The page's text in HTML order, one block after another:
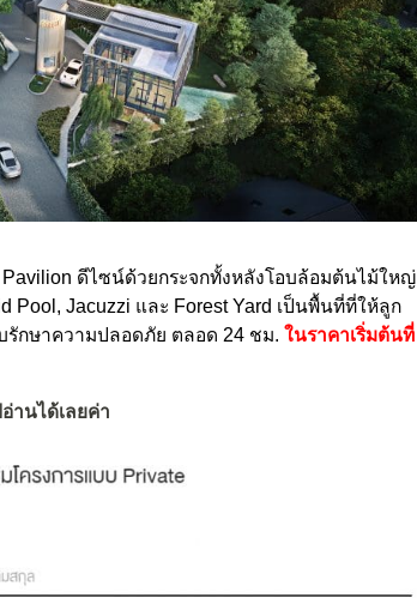
Pavilion ดีไซน์ด้วยกระจกทั้งหลังโอบล้อมต้นไม้ใหญ่
Pool, Jacuzzi และ Forest Yard เป็นพื้นที่ที่ให้ลูก
รักษาความปลอดภัย ตลอด 24 ชม. ในราคาเริ่มต้นที่
านได้เลยค่า